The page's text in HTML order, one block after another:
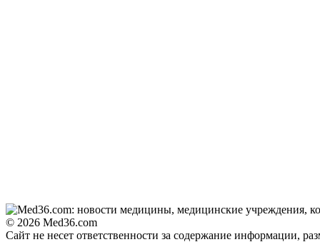
© 2026 Med36.com
Сайт не несет ответственности за содержание информации,